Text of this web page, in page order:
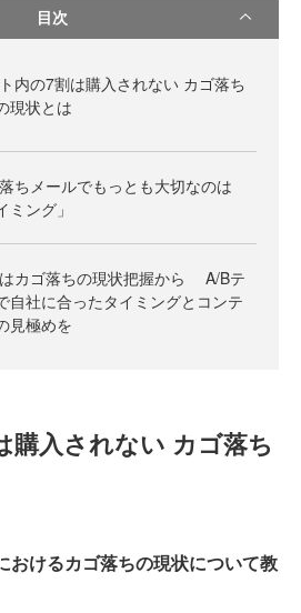
目次
内の7割は購入されない カゴ落ち
現状とは
ちメールでもっとも大切なのは
ミング」
カゴ落ちの現状把握から A/Bテ
自社に合ったタイミングとコンテ
見極めを
購入されない カゴ落ち
けるカゴ落ちの現状について教